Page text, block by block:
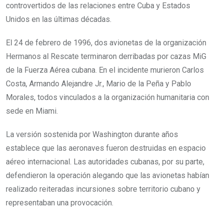
controvertidos de las relaciones entre Cuba y Estados
Unidos en las últimas décadas.
El 24 de febrero de 1996, dos avionetas de la organización
Hermanos al Rescate terminaron derribadas por cazas MiG
de la Fuerza Aérea cubana. En el incidente murieron Carlos
Costa, Armando Alejandre Jr., Mario de la Peña y Pablo
Morales, todos vinculados a la organización humanitaria con
sede en Miami.
La versión sostenida por Washington durante años
establece que las aeronaves fueron destruidas en espacio
aéreo internacional. Las autoridades cubanas, por su parte,
defendieron la operación alegando que las avionetas habían
realizado reiteradas incursiones sobre territorio cubano y
representaban una provocación.